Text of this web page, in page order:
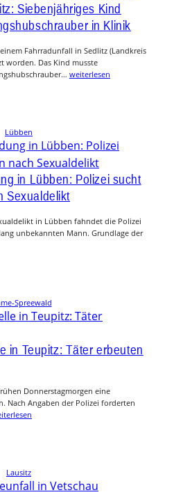
Siebenjähriges Kind
in Klinik
Fahrradunfall in Sedlitz (Landkreis
worden. Das Kind musste
weiterlesen
Lübben
in Lübben: Polizei sucht
Sexualdelikt
in Lübben fahndet die Polizei
unbekannten Mann. Grundlage der
Spreewald
in Teupitz: Täter erbeuten
Donnerstagmorgen eine
Nach Angaben der Polizei forderten
Lausitz